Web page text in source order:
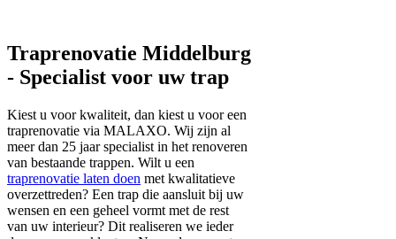
Traprenovatie Middelburg
- Specialist voor uw trap
Kiest u voor kwaliteit, dan kiest u voor een
traprenovatie via MALAXO. Wij zijn al
meer dan 25 jaar specialist in het renoveren
van bestaande trappen. Wilt u een
traprenovatie laten doen met kwalitatieve
overzettreden? Een trap die aansluit bij uw
wensen en een geheel vormt met de rest
van uw interieur? Dit realiseren we ieder